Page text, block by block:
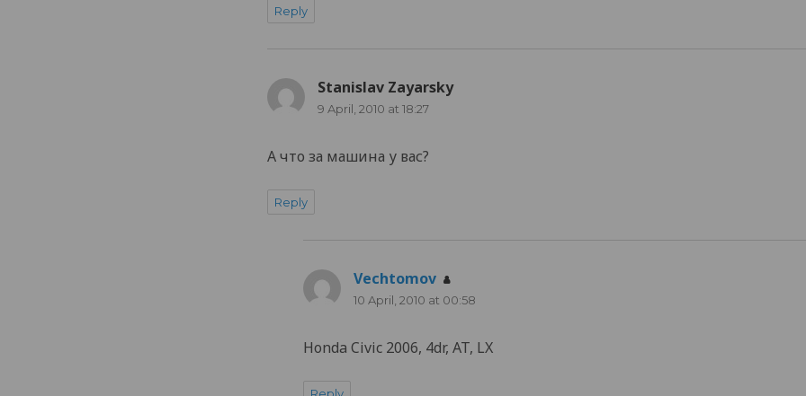
Reply
Stanislav Zayarskysays:
9 April, 2010 at 18:27
А что за машина у вас?
Reply
Vechtomov says:
10 April, 2010 at 00:58
Honda Civic 2006, 4dr, AT, LX